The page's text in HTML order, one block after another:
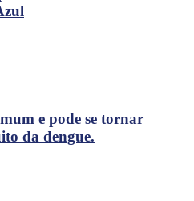
e pode se tornar
da dengue.